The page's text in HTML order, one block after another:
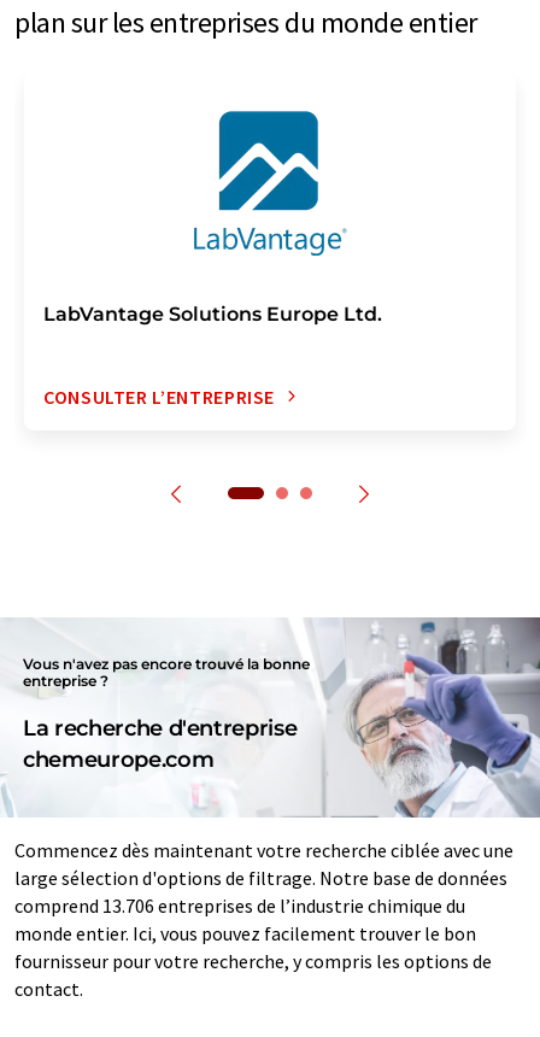
plan sur les entreprises du monde entier
LabVantage Solutions Europe Ltd.
CONSULTER L’ENTREPRISE
Vous n'avez pas encore trouvé la bonne
entreprise ?
La recherche d'entreprise
chemeurope.com
Commencez dès maintenant votre recherche ciblée avec une
large sélection d'options de filtrage. Notre base de données
comprend 13.706 entreprises de l’industrie chimique du
monde entier. Ici, vous pouvez facilement trouver le bon
fournisseur pour votre recherche, y compris les options de
contact.